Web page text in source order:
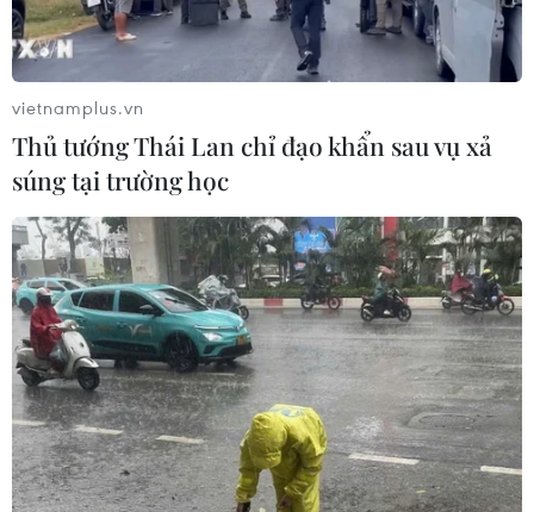
Nghệ An: Đã tìm thấy thi thể 4 nữ sinh tử
vong do đuối nước khi tắm hồ
25/04/2022 14:41
Theo lãnh đạo Ủy ban Nhân dân xã Nghĩa Lộc, hồ
vietnamplus.vn
Thủ tướng Thái Lan chỉ đạo khẩn sau vụ xả
súng tại trường học